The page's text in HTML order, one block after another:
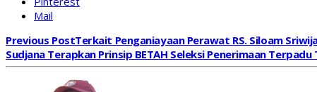
Mail
Previous PostTerkait Penganiayaan Perawat RS. Siloam
Sudjana Terapkan Prinsip BETAH Seleksi Penerimaan